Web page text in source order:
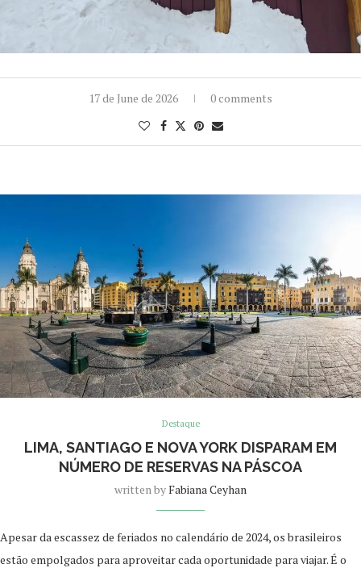
17 de June de 2026 0 comments
Destaque
LIMA, SANTIAGO E NOVA YORK DISPARAM EM
NÚMERO DE RESERVAS NA PÁSCOA
written byFabiana Ceyhan
Apesar da escassez de feriados no calendário de 2024, os brasileiros
estão empolgados para aproveitar cada oportunidade para viajar. É o